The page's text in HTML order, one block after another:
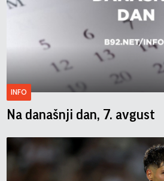
INFO
Na današnji dan, 7. avgust